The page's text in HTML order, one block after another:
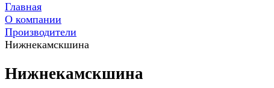
Главная
О компании
Производители
Нижнекамскшина
Нижнекамскшина